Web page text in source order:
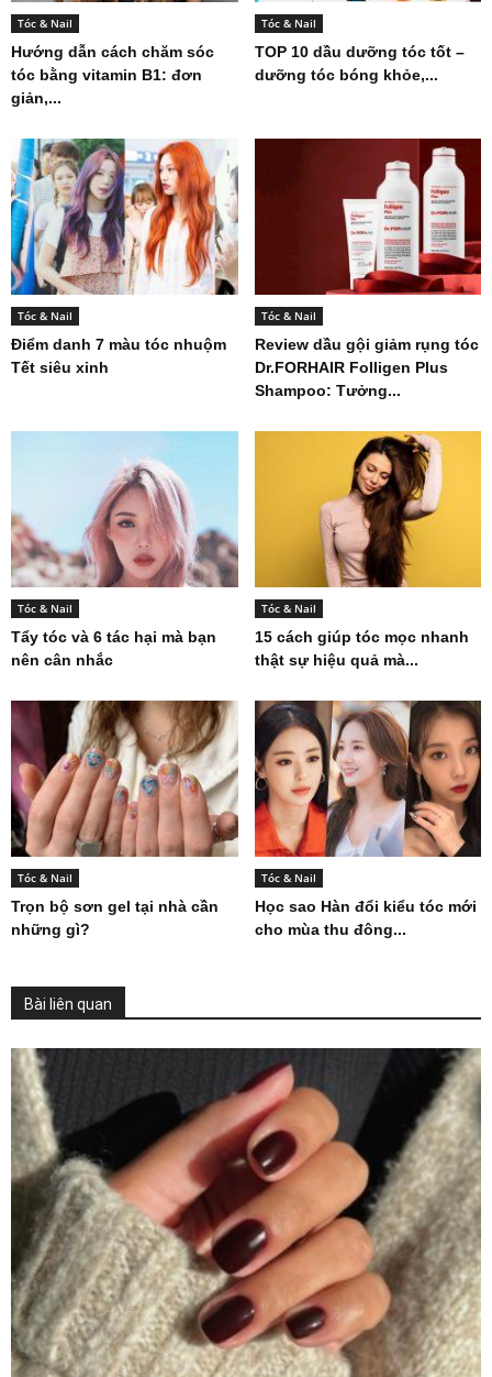
Tóc & Nail
Hướng dẫn cách chăm sóc
tóc bằng vitamin B1: đơn
giản,...
Tóc & Nail
TOP 10 dầu dưỡng tóc tốt –
dưỡng tóc bóng khỏe,...
Tóc & Nail
Điểm danh 7 màu tóc nhuộm
Tết siêu xinh
Tóc & Nail
Review dầu gội giảm rụng tóc
Dr.FORHAIR Folligen Plus
Shampoo: Tưởng...
Tóc & Nail
Tẩy tóc và 6 tác hại mà bạn
nên cân nhắc
Tóc & Nail
15 cách giúp tóc mọc nhanh
thật sự hiệu quả mà...
Tóc & Nail
Trọn bộ sơn gel tại nhà cần
những gì?
Tóc & Nail
Học sao Hàn đổi kiểu tóc mới
cho mùa thu đông...
Bài liên quan